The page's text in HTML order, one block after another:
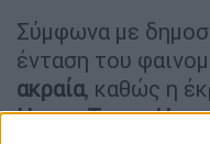
Σύμφωνα με
ένταση του
ακραία, καθώς η
Hunga Tonga